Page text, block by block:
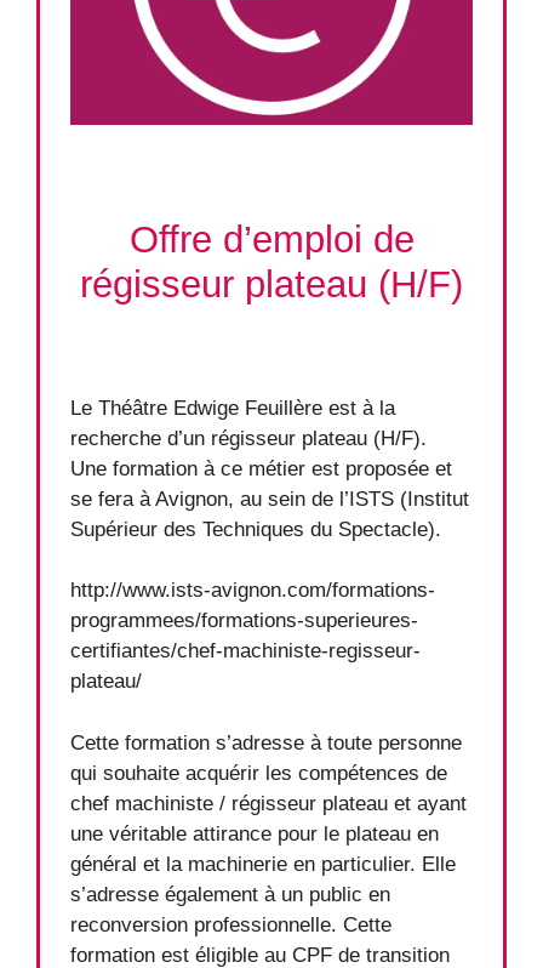
Offre d’emploi de
régisseur plateau (H/F)
Le Théâtre Edwige Feuillère est à la
recherche d’un régisseur plateau (H/F).
Une formation à ce métier est proposée et
se fera à Avignon, au sein de l’ISTS (Institut
Supérieur des Techniques du Spectacle).
http://www.ists-avignon.com/formations-
programmees/formations-superieures-
certifiantes/chef-machiniste-regisseur-
plateau/
Cette formation s’adresse à toute personne
qui souhaite acquérir les compétences de
chef machiniste / régisseur plateau et ayant
une véritable attirance pour le plateau en
général et la machinerie en particulier. Elle
s’adresse également à un public en
reconversion professionnelle. Cette
formation est éligible au CPF de transition